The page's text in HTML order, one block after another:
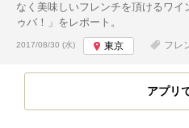
なく美味しいフレンチを頂けるワイ
ゥバ！」をレポート。
投稿日:
2017/08/30 (水) 東京 フレ
アプリ